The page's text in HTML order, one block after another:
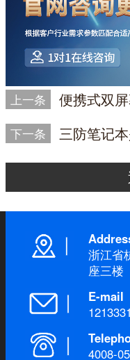
上一条
下一条
浙江省
座三楼
E-mail
4008-